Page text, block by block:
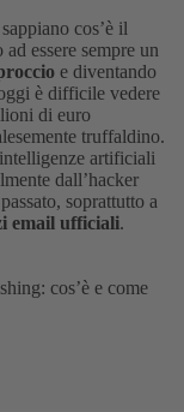
cos’è il
essere sempre un
e diventando
è difficile vedere
di euro
truffaldino.
artificiali
dall’hacker
soprattutto a
email ufficiali.
cos’è e come